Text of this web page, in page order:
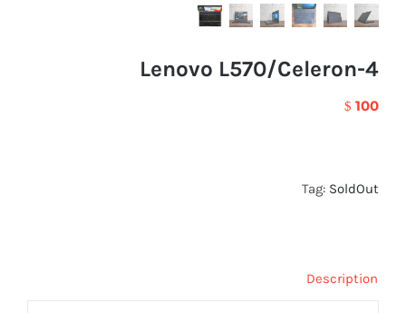
Lenovo L570/Celeron-4
$ 100
Tag: SoldOut
Description